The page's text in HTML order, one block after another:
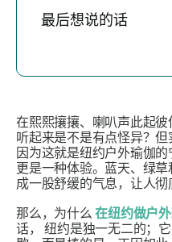
最后想说的话
在熙熙攘攘、喇叭声此起彼
听起来是不是有点怪异？但
因为这就是纽约户外瑜伽的
更是一种体验。蓝天、绿
成一股舒缓的气息，让人彻
那么，为什么在纽约做户
话，纽约是独一无二的；